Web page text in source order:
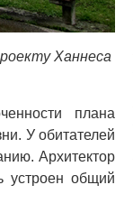
Ханнеса
плана
У обитателей
Архитектор
устроен общий